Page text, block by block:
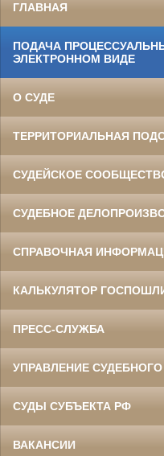
ГЛАВНАЯ
ПОДАЧА
ЭЛЕКТРОННОМ ВИДЕ
О СУДЕ
ТЕРРИТОРИАЛЬНАЯ
СУДЕЙСКОЕ
СУДЕБНОЕ
СПРАВОЧНАЯ
КАЛЬКУЛЯТОР
ПРЕСС-СЛУЖБА
УПРАВЛЕНИЕ
СУДЫ СУБЪЕКТА РФ
ВАКАНСИИ